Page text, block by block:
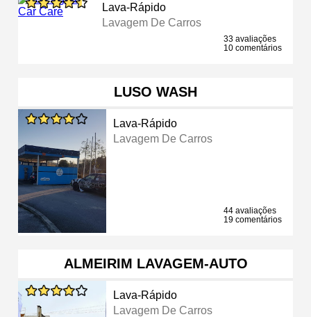
Lava-Rápido
Lavagem De Carros
33 avaliações
10 comentários
LUSO WASH
Lava-Rápido
Lavagem De Carros
44 avaliações
19 comentários
ALMEIRIM LAVAGEM-AUTO
Lava-Rápido
Lavagem De Carros